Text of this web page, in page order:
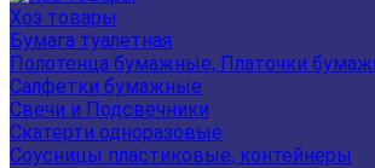
Хоз товары
Бумага туалетная
Полотенца бумажные, Платочки
Салфетки бумажные
Свечи и Подсвечники
Скатерти одноразовые
Соусницы пластиковые, контейнеры